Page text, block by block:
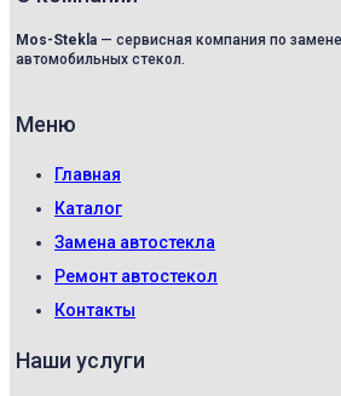
Mos-Stekla — сервисная компания по
автомобильных стекол.
Меню
Главная
Каталог
Замена автостекла
Ремонт автостекол
Контакты
Наши услуги